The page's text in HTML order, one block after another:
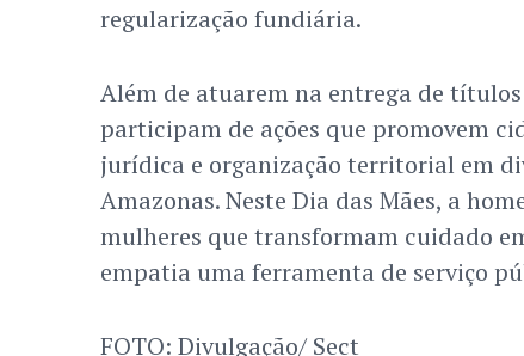
regularização fundiária.
Além de atuarem na entrega de
participam de ações que promovem
jurídica e organização territorial em
Amazonas. Neste Dia das Mães, a
mulheres que transformam cuidado
empatia uma ferramenta de serviço
FOTO: Divulgação/ Sect